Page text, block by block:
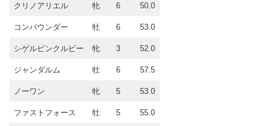
クリノアリエル 牝 6 50.0
コンパウンダー 牡 6 53.0
シゲルピンクルビー 牝 3 52.0
ジャンダルム 牡 6 57.5
ノーワン 牝 5 53.0
ファストフォース 牡 5 55.0